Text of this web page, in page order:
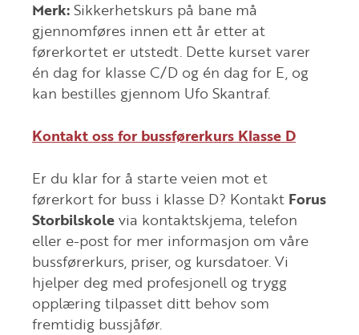
Merk:Sikkerhetskurs på bane må
gjennomføres innen ett år etter at
førerkortet er utstedt. Dette kurset varer
én dag for klasse C/D og én dag for E, og
kan bestilles gjennom Ufo Skantraf.
Kontakt oss for bussførerkurs Klasse D
Er du klar for å starte veien mot et
førerkort for buss i klasse D? Kontakt Forus
Storbilskolevia kontaktskjema, telefon
eller e-post for mer informasjon om våre
bussførerkurs, priser, og kursdatoer. Vi
hjelper deg med profesjonell og trygg
opplæring tilpasset ditt behov som
fremtidig bussjåfør.